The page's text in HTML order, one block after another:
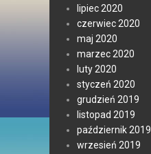
lipiec 2020
czerwiec 2020
maj 2020
marzec 2020
luty 2020
styczeń 2020
grudzień 2019
listopad 2019
październik 2019
wrzesień 2019